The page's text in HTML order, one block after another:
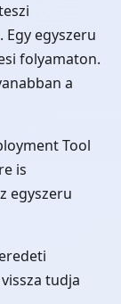
egyszeru
folyamaton.
a
Tool
is
egyszeru
tudja